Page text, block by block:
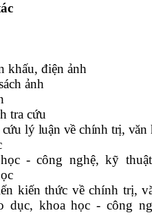
khấu, điện ảnh
ảnh
tra cứu
cứu lý luận về chính trị, văn
- công nghệ, kỹ
kiến thức về chính trị,
dục, khoa học - công